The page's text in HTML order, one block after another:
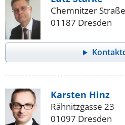
Chemnitzer
01187 Dresden
Karsten Hinz
Rähnitzgasse 23
01097 Dresden